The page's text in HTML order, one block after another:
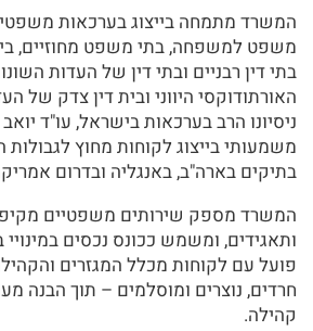
המשרד מתמחה בייצוג בערכאות
משפט למשפחה, בתי משפט מחוזיים,
בתי דין רבניים ובתי דין של העדות
האורתודוקסי היווני ובית דין צדק של
ניסיונו הרב בערכאות בישראל, עו"ד
משמעותי בייצוג לקוחות מחוץ לגבולות
בתיקים בארה"ב, באנגליה ובדרום
המשרד מספק שירותים משפטיים
ותאגידים, ומשמש ככונס נכסים
פועל עם לקוחות מכלל המגזרים
חרדים, נוצרים ומוסלמים – תוך הבנה
קהילה.